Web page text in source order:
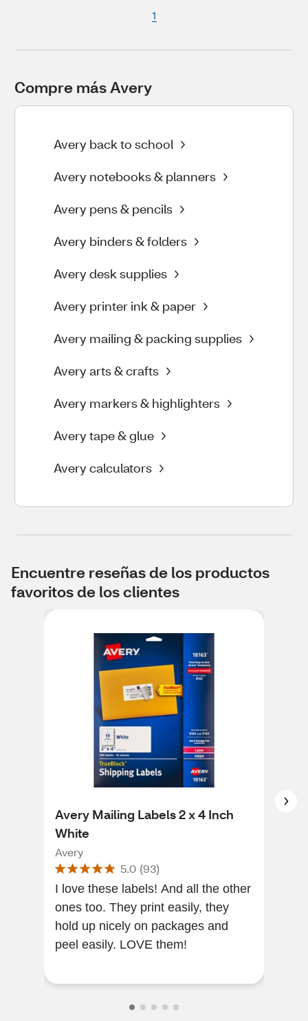
1
Compre más Avery
Avery back to school
Avery notebooks & planners
Avery pens & pencils
Avery binders & folders
Avery desk supplies
Avery printer ink & paper
Avery mailing & packing supplies
Avery arts & crafts
Avery markers & highlighters
Avery tape & glue
Avery calculators
Encuentre reseñas de los productos
favoritos de los clientes
Avery Mailing Labels 2 x 4 Inch
White
Avery
5.0 (93)
I love these labels! And all the other
ones too. They print easily, they
hold up nicely on packages and
peel easily. LOVE them!